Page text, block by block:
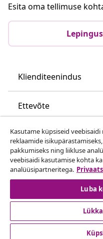
Esita oma tellimuse
Klienditeenindus
Ettevõte
vidaXL
Vaata rohkem
Kasutame küpsiseid
reklaamide
pakkumiseks ning liikluse
veebisaidi kasutamise kohta
analüüsipartneritega.
Luba